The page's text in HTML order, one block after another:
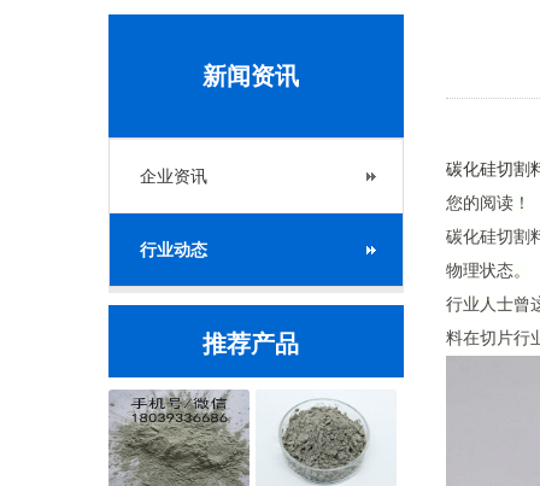
新闻资讯
企业资讯
行业动态
推荐产品
碳化硅切割
您的阅读！
碳化硅切割
物理状态。
行业人士曾
料在切片行